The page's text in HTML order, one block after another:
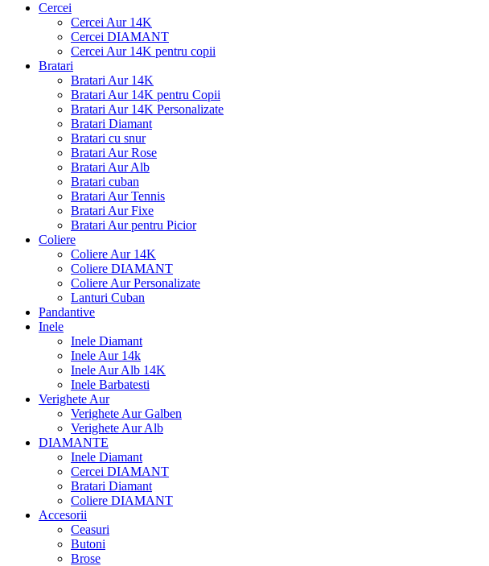
Cercei
Cercei Aur 14K
Cercei DIAMANT
Cercei Aur 14K pentru copii
Bratari
Bratari Aur 14K
Bratari Aur 14K pentru Copii
Bratari Aur 14K Personalizate
Bratari Diamant
Bratari cu snur
Bratari Aur Rose
Bratari Aur Alb
Bratari cuban
Bratari Aur Tennis
Bratari Aur Fixe
Bratari Aur pentru Picior
Coliere
Coliere Aur 14K
Coliere DIAMANT
Coliere Aur Personalizate
Lanturi Cuban
Pandantive
Inele
Inele Diamant
Inele Aur 14k
Inele Aur Alb 14K
Inele Barbatesti
Verighete Aur
Verighete Aur Galben
Verighete Aur Alb
DIAMANTE
Inele Diamant
Cercei DIAMANT
Bratari Diamant
Coliere DIAMANT
Accesorii
Ceasuri
Butoni
Brose